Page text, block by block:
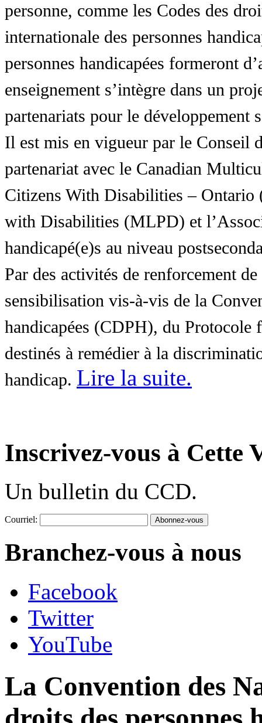
personne, comme les Codes des
internationale des personnes
personnes handicapées formeront
enseignement s’intègre dans un
partenariats pour le développement
Il est mis en vigueur par le Conseil
partenariat avec le Canadian
Citizens With Disabilities – Ontario
with Disabilities (MLPD) et
handicapé(e)s au niveau
Par des activités de renforcement
sensibilisation vis-à-vis de la
handicapées (CDPH), du Protocole
destinés à remédier à la
handicap. Lire la suite.
Inscrivez-vous à Cette
Un bulletin du CCD.
Courriel:
Branchez-vous à nous
Facebook
Twitter
YouTube
La Convention des